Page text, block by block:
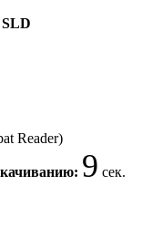
Reader)
9 сек.